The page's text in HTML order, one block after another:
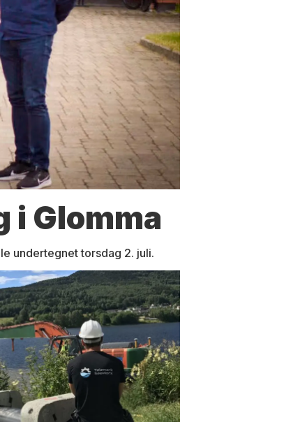
i Glomma
undertegnet torsdag 2. juli.